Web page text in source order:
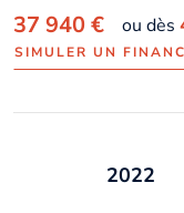
37 940 € ou dès
SIMULER UN
2022